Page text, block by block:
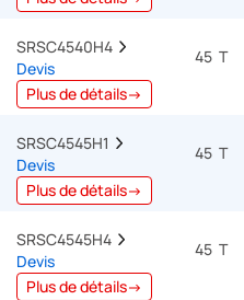
SRSC4540H4
Devis
Plus de détails→
45 T
SRSC4545H1
Devis
Plus de détails→
45 T
SRSC4545H4
Devis
Plus de détails→
45 T